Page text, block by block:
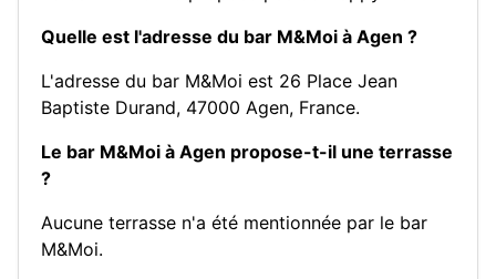
Quelle est l'adresse du bar M&Moi à Agen ?
L'adresse du bar M&Moi est 26 Place Jean
Baptiste Durand, 47000 Agen, France.
Le bar M&Moi à Agen propose-t-il une terrasse
?
Aucune terrasse n'a été mentionnée par le bar
M&Moi.